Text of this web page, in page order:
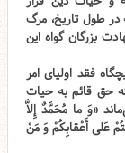
در طول تاریخ، مرگ
بزرگان گواه این
فقد اولیای امر
حق قائم به حیات
«وَ ما مُحَمَّدٌ إِلاَّ
عَلى‌ أَعْقابِكُمْ وَ مَنْ